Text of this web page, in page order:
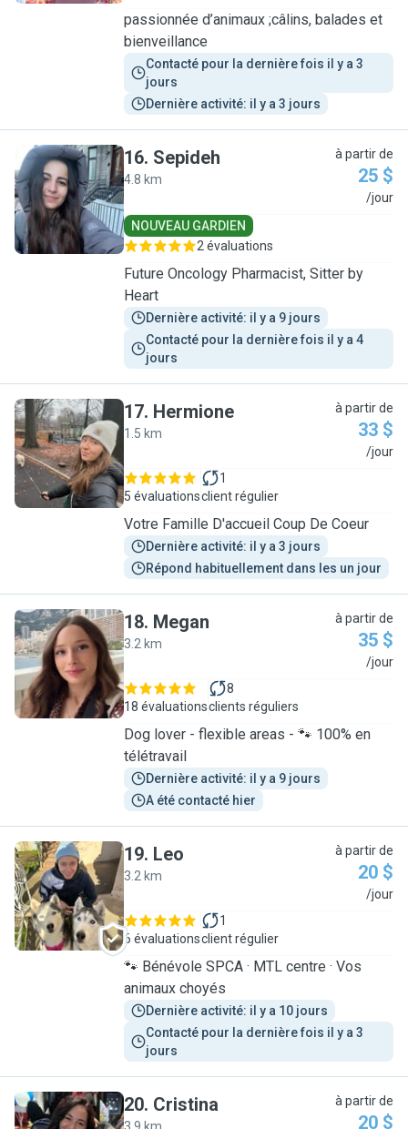
passionnée d’animaux ;câlins, balades et
bienveillance
Contacté pour la dernière fois il y a 3
jours
Dernière activité: il y a 3 jours
S
16. Sepideh
4.8 km
à partir de
25 $
/jour
NOUVEAU GARDIEN
2 évaluations
Future Oncology Pharmacist, Sitter by
Heart
Dernière activité: il y a 9 jours
Contacté pour la dernière fois il y a 4
jours
H
17. Hermione
1.5 km
à partir de
33 $
/jour
5 évaluations
1
client régulier
Votre Famille D'accueil Coup De Coeur
Dernière activité: il y a 3 jours
Répond habituellement dans les un jour
M
18. Megan
3.2 km
à partir de
35 $
/jour
18 évaluations
8
clients réguliers
Dog lover - flexible areas - 🐾 100% en
télétravail
Dernière activité: il y a 9 jours
A été contacté hier
L
19. Leo
3.2 km
à partir de
20 $
/jour
6 évaluations
1
client régulier
🐾 Bénévole SPCA · MTL centre · Vos
animaux choyés
Dernière activité: il y a 10 jours
Contacté pour la dernière fois il y a 3
jours
20. Cristina à partir de
20 $